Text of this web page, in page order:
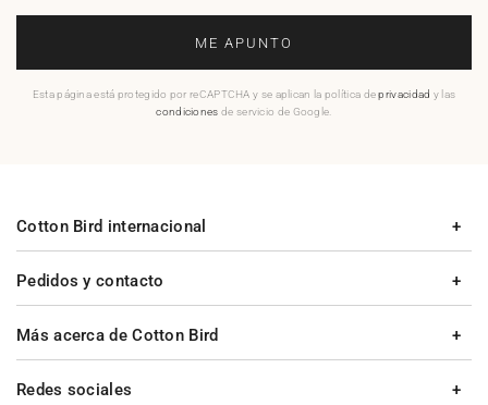
ME APUNTO
Esta página está protegido por reCAPTCHA y se aplican la política deprivacidad y las
condiciones de servicio de Google.
Pedidos y contacto
Más acerca de Cotton Bird
Cotton Bird internacional
Redes sociales